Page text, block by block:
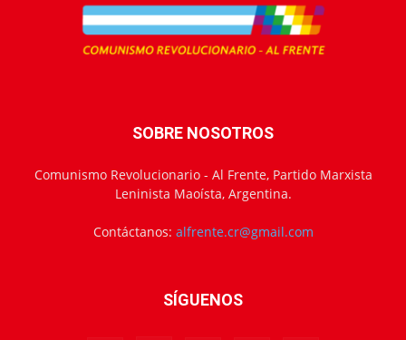
SOBRE NOSOTROS
Comunismo Revolucionario - Al Frente, Partido Marxista
Leninista Maoísta, Argentina.
Contáctanos: alfrente.cr@gmail.com
SÍGUENOS